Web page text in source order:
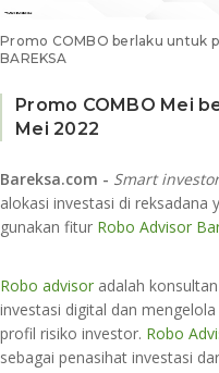
Promo COMBO berlaku untuk
BAREKSA
Promo COMBO Mei
Mei 2022
Bareksa.com - Smart investor
alokasi investasi di reksadana
gunakan fitur Robo Advisor
Robo advisor adalah
investasi digital dan
profil risiko investor. Robo
sebagai penasihat investasi